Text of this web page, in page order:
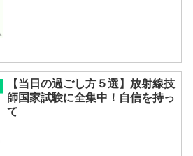
【当日の過ごし方５選】放射線技
師国家試験に全集中！自信を持っ
て